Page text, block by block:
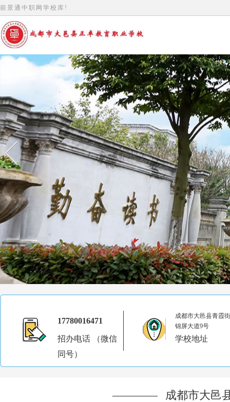
前景通中职网学校库!
17780016471
招办电话 （微信
同号）
成都市大邑县青霞
锦屏大道9号
学校地址
———— 成都市大邑